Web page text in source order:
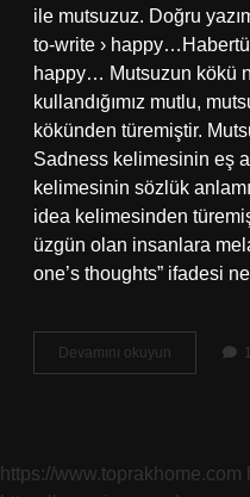
ile mutsuzuz. Doğru
to-write ›
happy… Mutsuzun kökü
kullandığımız mutlu,
kökünden türemiştir.
Sadness kelimesinin eş
kelimesinin sözlük
idea kelimesinden
üzgün olan insanlara
one’s thoughts” ifadesi
Devamını okuyun Mutsuzun
Anlamı
https://www.toprakhome.com